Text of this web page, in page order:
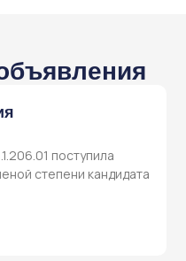
поступила
степени кандидата